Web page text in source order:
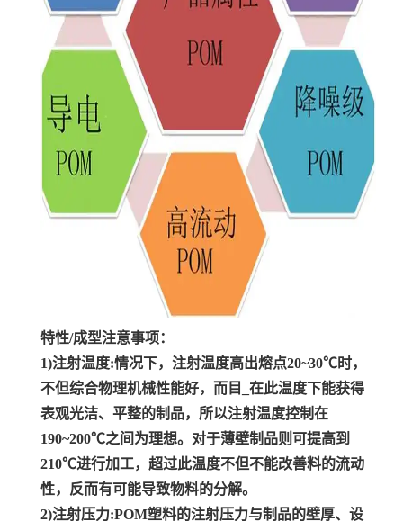
特性/成型注意事项：
1)注射温度:情况下，注射温度高出熔点20~30℃时，
不但综合物理机械性能好，而目_在此温度下能获得
表观光洁、平整的制品，所以注射温度控制在
190~200℃之间为理想。对于薄壁制品则可提高到
210℃进行加工，超过此温度不但不能改善料的流动
性，反而有可能导致物料的分解。
2)注射压力:POM塑料的注射压力与制品的壁厚、设